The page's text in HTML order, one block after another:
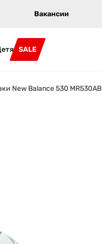
Вакансии
SALE
New Balance 530 MR530AB